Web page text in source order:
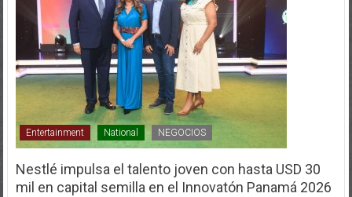
Entertainment National NEGOCIOS
Nestlé impulsa el talento joven con hasta USD 30
mil en capital semilla en el Innovatón Panamá 2026